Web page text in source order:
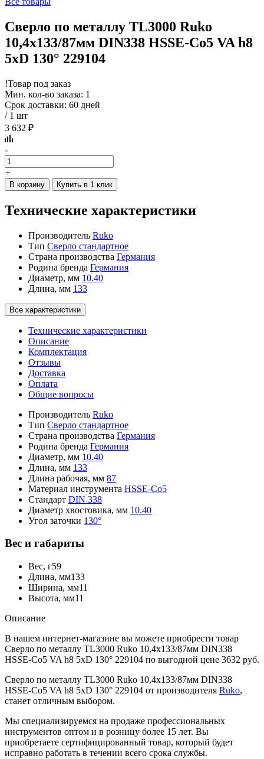
Сверло по металлу TL3000 Ruko
10,4x133/87мм DIN338 HSSE-Co5 VA h8
5xD 130° 229104
!Товар под заказ
Мин. кол-во заказа: 1
Срок доставки: 60 дней
/ 1 шт
3 632 ₽
-
+
В корзину Купить в 1 клик
Технические характеристики
Производитель Ruko
Тип Сверло стандартное
Страна производства Германия
Родина бренда Германия
Диаметр, мм 10.40
Длина, мм 133
Все характеристики
Технические характеристики
Описание
Комплектация
Отзывы
Доставка
Оплата
Общие вопросы
Производитель Ruko
Тип Сверло стандартное
Страна производства Германия
Родина бренда Германия
Диаметр, мм 10.40
Длина, мм 133
Длина рабочая, мм 87
Материал инструмента HSSE-Co5
Стандарт DIN 338
Диаметр хвостовика, мм 10.40
Угол заточки 130°
Вес и габариты
Вес, г59
Длина, мм133
Ширина, мм11
Высота, мм11
Описание
В нашем интернет-магазине вы можете приобрести товар
Сверло по металлу TL3000 Ruko 10,4x133/87мм DIN338
HSSE-Co5 VA h8 5xD 130° 229104 по выгодной цене 3632 руб.
Сверло по металлу TL3000 Ruko 10,4x133/87мм DIN338
HSSE-Co5 VA h8 5xD 130° 229104 от производителя Ruko,
станет отличным выбором.
Мы специализируемся на продаже профессиональных
инструментов оптом и в розницу более 15 лет. Вы
приобретаете сертифицированный товар, который будет
исправно работать в течении всего срока службы.